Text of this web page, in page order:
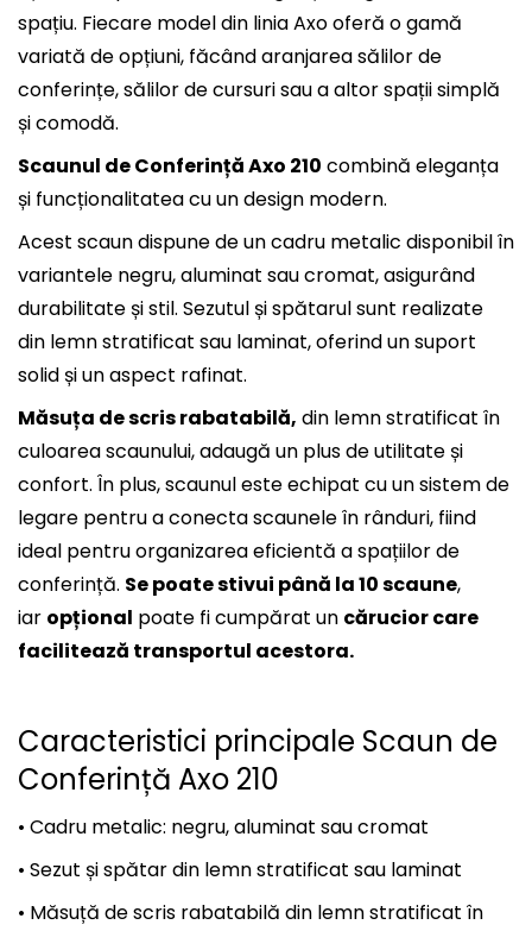
spațiu. Fiecare model din linia Axo oferă o gamă
variată de opțiuni, făcând aranjarea sălilor de
conferințe, sălilor de cursuri sau a altor spații simplă
și comodă.
Scaunul de Conferință Axo 210 combină eleganța
și funcționalitatea cu un design modern.
Acest scaun dispune de un cadru metalic disponibil în
variantele negru, aluminat sau cromat, asigurând
durabilitate și stil. Sezutul și spătarul sunt realizate
din lemn stratificat sau laminat, oferind un suport
solid și un aspect rafinat.
Măsuța de scris rabatabilă, din lemn stratificat în
culoarea scaunului, adaugă un plus de utilitate și
confort. În plus, scaunul este echipat cu un sistem de
legare pentru a conecta scaunele în rânduri, fiind
ideal pentru organizarea eficientă a spațiilor de
conferință. Se poate stivui până la 10 scaune,
iar opțional poate fi cumpărat un cărucior care
facilitează transportul acestora.
Caracteristici principale Scaun de
Conferință Axo 210
• Cadru metalic: negru, aluminat sau cromat
• Sezut și spătar din lemn stratificat sau laminat
• Măsuță de scris rabatabilă din lemn stratificat în